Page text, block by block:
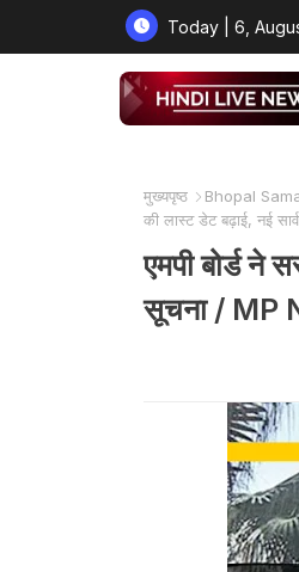
Today | 6,
मुख्यपृष्ठ Bhopal
की लास्ट डेट बढ़ाई, नई
एमपी बोर्ड ने
सूचना / MP